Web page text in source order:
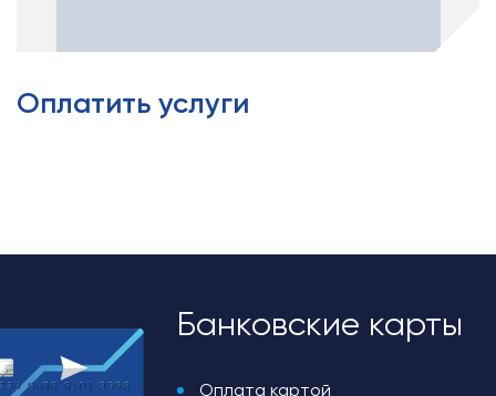
Оплатить услуги
Банковские карты
Оплата картой